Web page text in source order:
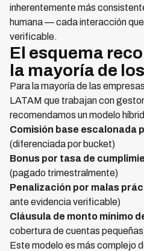
inherentemente más
humana — cada interacción
verificable.
El esquema
la mayoría de
Para la mayoría de las
LATAM que trabajan con
recomendamos un modelo
Comisión base escalonada
(diferenciada por bucket)
Bonus por tasa de
(pagado trimestralmente)
Penalización por malas
ante evidencia verificable)
Cláusula de monto mínimo
cobertura de cuentas
Este modelo es más complejo